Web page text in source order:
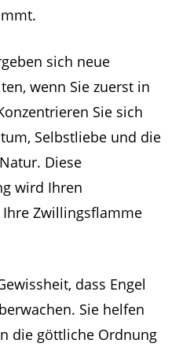
sich neue
wenn Sie zuerst in
Sie sich
Selbstliebe und die
Diese
wird Ihren
Zwillingsflamme
dass Engel
Sie helfen
die göttliche Ordnung